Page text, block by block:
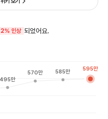
2% 인상 되었어요.
495만
570만 585만 595만